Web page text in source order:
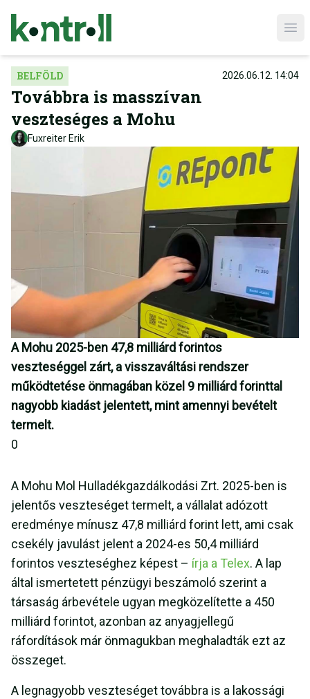
BELFÖLD 2026.06.12. 14:04
Továbbra is masszívan
veszteséges a Mohu
Fuxreiter Erik
A Mohu 2025-ben 47,8 milliárd forintos
veszteséggel zárt, a visszaváltási rendszer
működtetése önmagában közel 9 milliárd forinttal
nagyobb kiadást jelentett, mint amennyi bevételt
termelt.
0
A Mohu Mol Hulladékgazdálkodási Zrt. 2025-ben is
jelentős veszteséget termelt, a vállalat adózott
eredménye mínusz 47,8 milliárd forint lett, ami csak
csekély javulást jelent a 2024-es 50,4 milliárd
forintos veszteséghez képest – írja a Telex. A lap
által ismertetett pénzügyi beszámoló szerint a
társaság árbevétele ugyan megközelítette a 450
milliárd forintot, azonban az anyagjellegű
ráfordítások már önmagukban meghaladták ezt az
összeget.
A legnagyobb veszteséget továbbra is a lakossági